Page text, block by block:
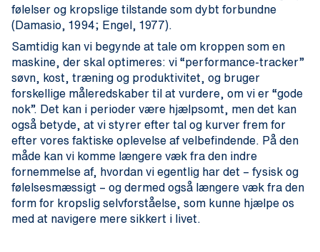
følelser og kropslige tilstande som dybt forbundne
(Damasio, 1994; Engel, 1977).
Samtidig kan vi begynde at tale om kroppen som en
maskine, der skal optimeres: vi “performance-tracker”
søvn, kost, træning og produktivitet, og bruger
forskellige måleredskaber til at vurdere, om vi er “gode
nok”. Det kan i perioder være hjælpsomt, men det kan
også betyde, at vi styrer efter tal og kurver frem for
efter vores faktiske oplevelse af velbefindende. På den
måde kan vi komme længere væk fra den indre
fornemmelse af, hvordan vi egentlig har det – fysisk og
følelsesmæssigt – og dermed også længere væk fra den
form for kropslig selvforståelse, som kunne hjælpe os
med at navigere mere sikkert i livet.